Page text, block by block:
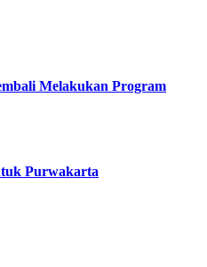
Melakukan Program
Purwakarta